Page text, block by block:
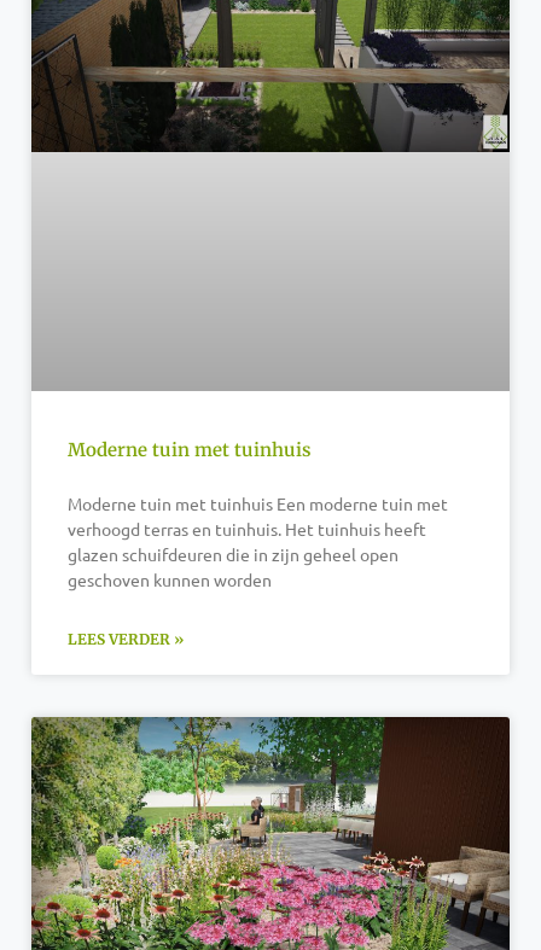
Moderne tuin met tuinhuis
Moderne tuin met tuinhuis Een moderne tuin met
verhoogd terras en tuinhuis. Het tuinhuis heeft
glazen schuifdeuren die in zijn geheel open
geschoven kunnen worden
LEES VERDER »